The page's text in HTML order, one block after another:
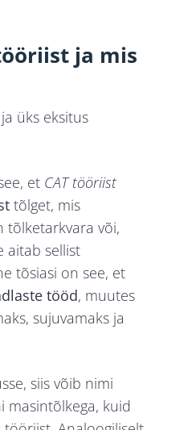
ja mis
üks eksitus
et CAT tööriist
tõlget, mis
tõlketarkvara või,
aitab sellist
tõsiasi on see, et
tööd, muutes
sujuvamaks ja
siis võib nimi
masintõlkega, kuid